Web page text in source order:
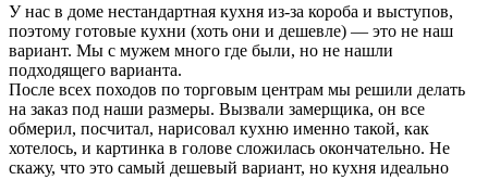
У нас в доме нестандартная кухня из-за короба и выступов,
поэтому готовые кухни (хоть они и дешевле) — это не наш
вариант. Мы с мужем много где были, но не нашли
подходящего варианта.
После всех походов по торговым центрам мы решили делать
на заказ под наши размеры. Вызвали замерщика, он все
обмерил, посчитал, нарисовал кухню именно такой, как
хотелось, и картинка в голове сложилась окончательно. Не
скажу, что это самый дешевый вариант, но кухня идеально